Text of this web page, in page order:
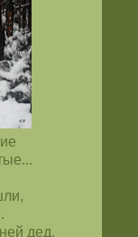
дед,